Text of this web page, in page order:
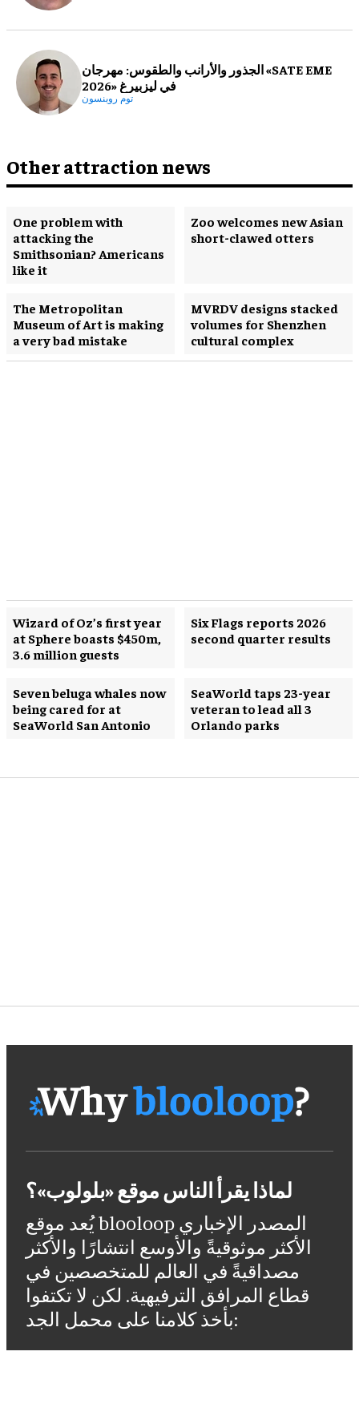
الجذور والأرانب والطقوس: مهرجان «SATE EME
2026» في ليزبيرغ
توم روبنسون
Other attraction news
One problem with
attacking the
Smithsonian? Americans
like it
Zoo welcomes new Asian
short-clawed otters
The Metropolitan
Museum of Art is making
a very bad mistake
MVRDV designs stacked
volumes for Shenzhen
cultural complex
Wizard of Oz’s first year
at Sphere boasts $450m,
3.6 million guests
Six Flags reports 2026
second quarter results
Seven beluga whales now
being cared for at
SeaWorld San Antonio
SeaWorld taps 23-year
veteran to lead all 3
Orlando parks
لماذا يقرأ الناس موقع «بلولوب»؟
يُعد موقع blooloop المصدر الإخباري
الأكثر موثوقيةً والأوسع انتشارًا والأكثر
مصداقيةً في العالم للمتخصصين في
قطاع المرافق الترفيهية. لكن لا تكتفوا
بأخذ كلامنا على محمل الجد: